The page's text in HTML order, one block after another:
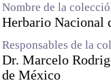
Nombre de la
Herbario
Responsables de la
Dr. Marcelo
de México